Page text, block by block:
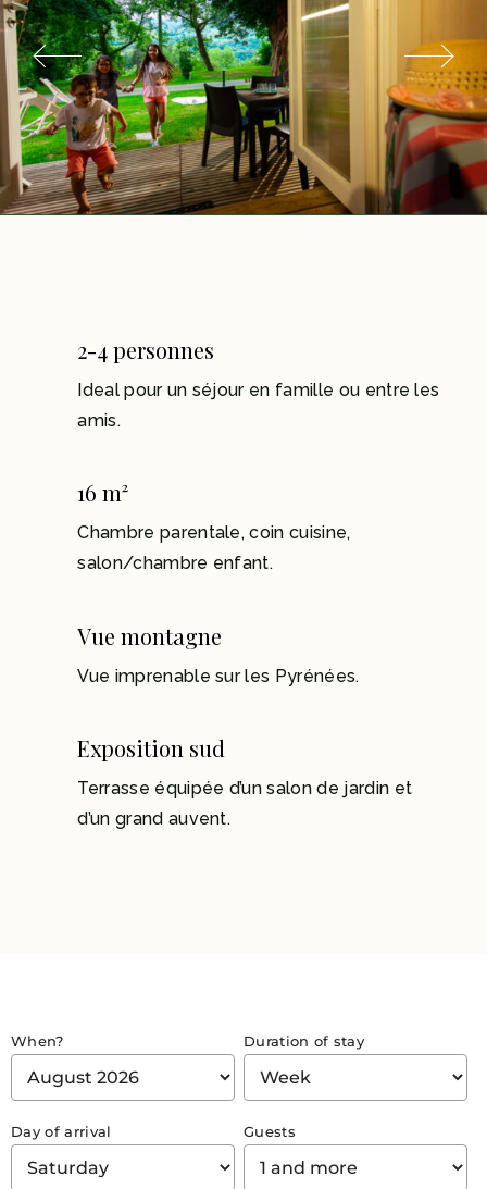
2-4 personnes
Ideal pour un séjour en famille ou entre les
amis.
16 m²
Chambre parentale, coin cuisine,
salon/chambre enfant.
Vue montagne
Vue imprenable sur les Pyrénées.
Exposition sud
Terrasse équipée d’un salon de jardin et
d’un grand auvent.